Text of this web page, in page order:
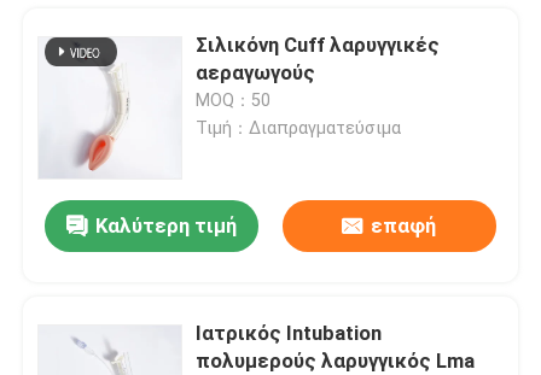
Σιλικόνη Cuff λαρυγγικές
αεραγωγούς
MOQ：50
Τιμή：Διαπραγματεύσιμα
Καλύτερη τιμή επαφή
Ιατρικός Intubation
πολυμερούς λαρυγγικός Lma